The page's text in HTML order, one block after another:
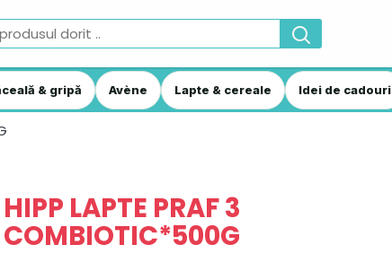
& gripă Avène Lapte & cereale Idei de cadouri
HIPP LAPTE PRAF 3
COMBIOTIC*500G